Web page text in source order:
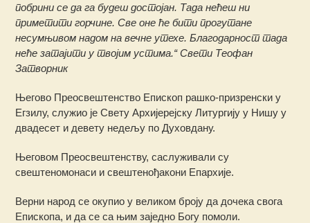
побрини се да га будеш достојан. Тада нећеш ни
приметити горчине. Све оне ће бити прогутане
несумњивом надом на вечне утехе. Благодарност тада
неће затајити у твојим устима.“ Свети Теофан
Затворник
Његово Преосвештенство Епископ рашко-призренски у
Егзилу, служио је Свету Архијерејску Литургију у Нишу у
двадесет и девету недељу по Духовдану.
Његовом Преосвештенству, саслуживали су
свештеномонаси и свештенођакони Епархије.
Верни народ се окупио у великом броју да дочека свога
Епископа, и да се са њим заједно Богу помоли.